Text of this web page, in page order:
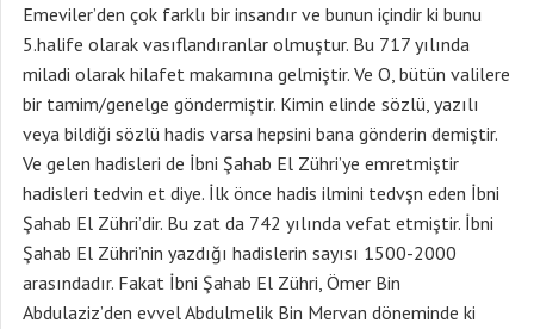
Emeviler’den çok farklı bir insandır ve bunun içindir ki bunu
5.halife olarak vasıflandıranlar olmuştur. Bu 717 yılında
miladi olarak hilafet makamına gelmiştir. Ve O, bütün valilere
bir tamim/genelge göndermiştir. Kimin elinde sözlü, yazılı
veya bildiği sözlü hadis varsa hepsini bana gönderin demiştir.
Ve gelen hadisleri de İbni Şahab El Zühri’ye emretmiştir
hadisleri tedvin et diye. İlk önce hadis ilmini tedvşn eden İbni
Şahab El Zühri’dir. Bu zat da 742 yılında vefat etmiştir. İbni
Şahab El Zühri’nin yazdığı hadislerin sayısı 1500-2000
arasındadır. Fakat İbni Şahab El Zühri, Ömer Bin
Abdulaziz’den evvel Abdulmelik Bin Mervan döneminde ki